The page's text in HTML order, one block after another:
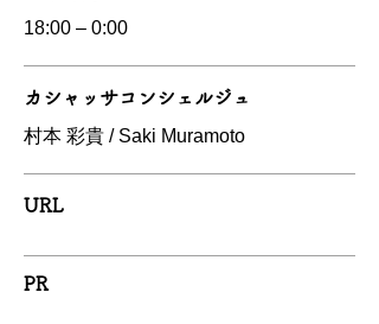
18:00 – 0:00
カシャッサコンシェルジュ
村本 彩貴 / Saki Muramoto
URL
PR